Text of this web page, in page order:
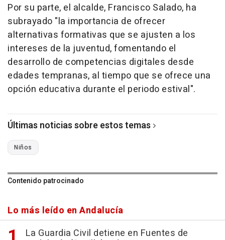
Por su parte, el alcalde, Francisco Salado, ha
subrayado "la importancia de ofrecer
alternativas formativas que se ajusten a los
intereses de la juventud, fomentando el
desarrollo de competencias digitales desde
edades tempranas, al tiempo que se ofrece una
opción educativa durante el periodo estival".
Últimas noticias sobre estos temas
Niños
Contenido patrocinado
Lo más leído en Andalucía
La Guardia Civil detiene en Fuentes de